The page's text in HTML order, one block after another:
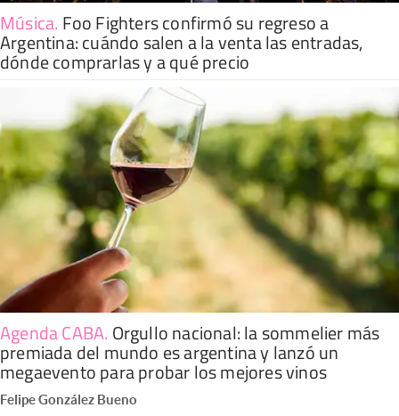
Música. Foo Fighters confirmó su regreso a
Argentina: cuándo salen a la venta las entradas,
dónde comprarlas y a qué precio
Agenda CABA. Orgullo nacional: la sommelier más
premiada del mundo es argentina y lanzó un
megaevento para probar los mejores vinos
Felipe González Bueno